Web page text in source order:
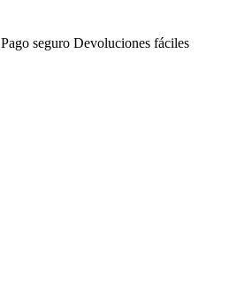
Pago seguro Devoluciones fáciles